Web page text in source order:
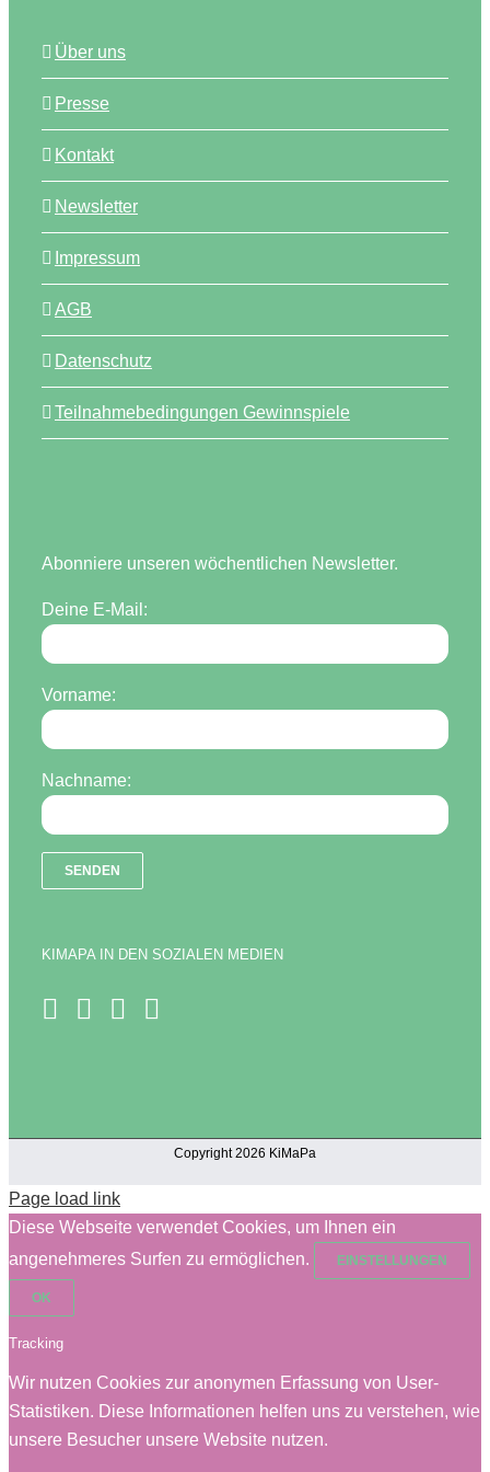
Über uns
Presse
Kontakt
Newsletter
Impressum
AGB
Datenschutz
Teilnahmebedingungen Gewinnspiele
Abonniere unseren wöchentlichen Newsletter.
Deine E-Mail:
Vorname:
Nachname:
KIMAPA IN DEN SOZIALEN MEDIEN
Copyright 2026 KiMaPa
Page load link
Diese Webseite verwendet Cookies, um Ihnen ein
angenehmeres Surfen zu ermöglichen.
EINSTELLUNGEN
OK
Tracking
Wir nutzen Cookies zur anonymen Erfassung von User-
Statistiken. Diese Informationen helfen uns zu verstehen, wie
unsere Besucher unsere Website nutzen.